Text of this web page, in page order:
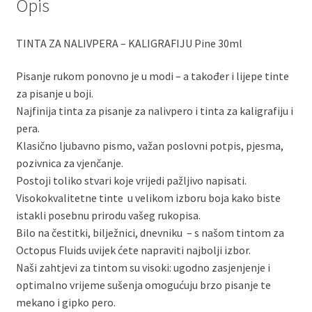
Opis
TINTA ZA NALIVPERA – KALIGRAFIJU Pine 30ml
Pisanje rukom ponovno je u modi – a također i lijepe tinte
za pisanje u boji.
Najfinija tinta za pisanje za nalivpero i tinta za kaligrafiju i
pera.
Klasično ljubavno pismo, važan poslovni potpis, pjesma,
pozivnica za vjenčanje.
Postoji toliko stvari koje vrijedi pažljivo napisati.
Visokokvalitetne tinte u velikom izboru boja kako biste
istakli posebnu prirodu vašeg rukopisa.
Bilo na čestitki, bilježnici, dnevniku – s našom tintom za
Octopus Fluids uvijek ćete napraviti najbolji izbor.
Naši zahtjevi za tintom su visoki: ugodno zasjenjenje i
optimalno vrijeme sušenja omogućuju brzo pisanje te
mekano i gipko pero.